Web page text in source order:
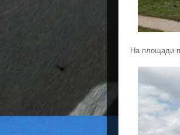
На площади